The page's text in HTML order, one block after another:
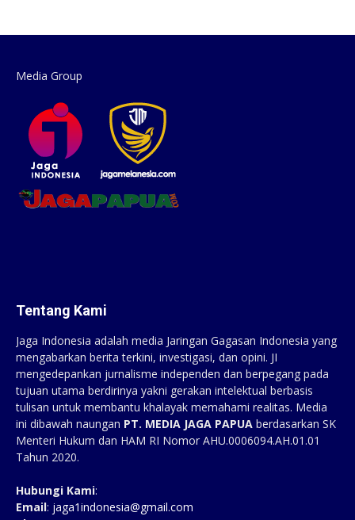
Media Group
Tentang Kami
Jaga Indonesia adalah media Jaringan Gagasan Indonesia yang
mengabarkan berita terkini, investigasi, dan opini. JI
mengedepankan jurnalisme independen dan berpegang pada
tujuan utama berdirinya yakni gerakan intelektual berbasis
tulisan untuk membantu khalayak memahami realitas. Media
ini dibawah naungan PT. MEDIA JAGA PAPUA berdasarkan SK
Menteri Hukum dan HAM RI Nomor AHU.0006094.AH.01.01
Tahun 2020.
Hubungi Kami:
Email: jaga1indonesia@gmail.com